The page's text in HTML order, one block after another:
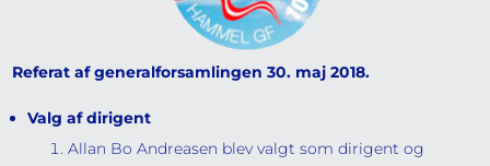
Referat af generalforsamlingen 30. maj 2018.
Valg af dirigent
Allan Bo Andreasen blev valgt som dirigent og